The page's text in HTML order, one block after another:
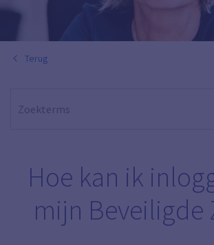
Terug
Hoe kan ik
mijn Beveiligde